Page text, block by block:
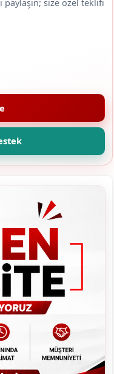
paylaşın; size özel teklifi